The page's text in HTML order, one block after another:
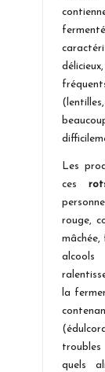
Les
ces
rouge,
la
troubles
quels